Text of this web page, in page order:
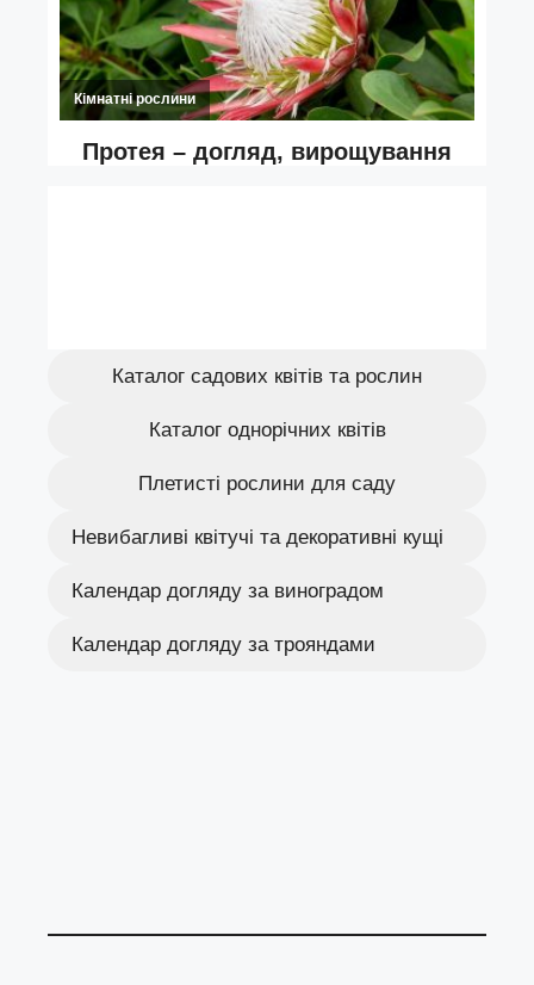
Каталог садових квітів та рослин
Каталог однорічних квітів
Плетисті рослини для саду
Невибагливі квітучі та декоративні кущі
Календар догляду за виноградом
Календар догляду за трояндами